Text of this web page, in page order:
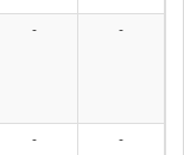
- -
- -